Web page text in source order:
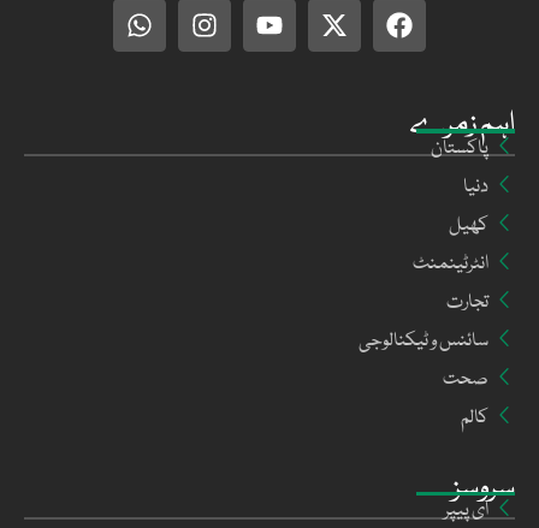
سروسز
ای پیپر
اہم زمرے
پاکستان
دنیا
کھیل
انٹرٹینمنٹ
تجارت
سائنس و ٹیکنالوجی
صحت
کالم